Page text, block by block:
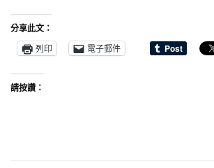
分享此文：
列印
電子郵件
請按讚：